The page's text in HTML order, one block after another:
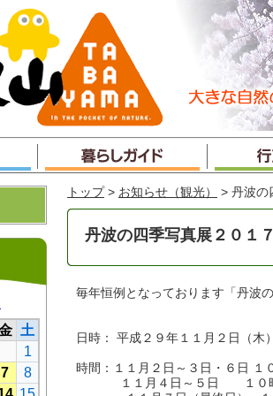
トップ > お知らせ（観光） > 丹波の
丹波の四季写真展２０１
毎年恒例となっております「丹波
日時： 平成２９年１１月２日（木
時間：１１月２日～３日・６日 １
１１月４日～５日 １０時